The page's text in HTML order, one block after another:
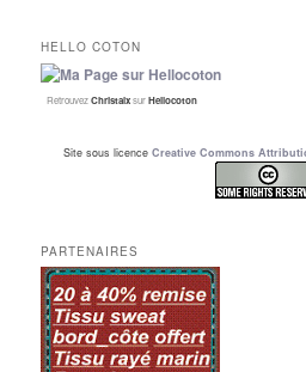
HELLO COTON
RetrouvezChristalxsurHellocoton
Site sous licence Creative Commons
PARTENAIRES